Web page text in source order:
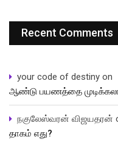
Recent Comments
your code of destiny on
ஆண்டு பயணத்தை
நகுலேஸ்வரன் விஜயதரன்
தாகம் எது?